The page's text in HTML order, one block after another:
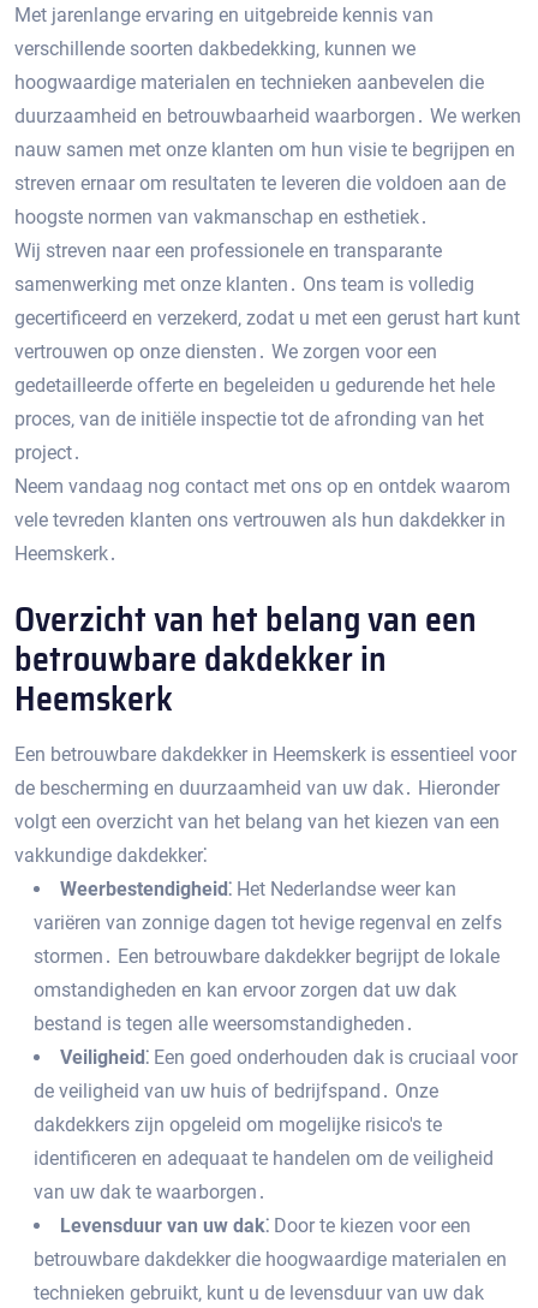
Met jarenlange ervaring en uitgebreide kennis van
verschillende soorten dakbedekking‚ kunnen we
hoogwaardige materialen en technieken aanbevelen die
duurzaamheid en betrouwbaarheid waarborgen․ We werken
nauw samen met onze klanten om hun visie te begrijpen en
streven ernaar om resultaten te leveren die voldoen aan de
hoogste normen van vakmanschap en esthetiek․
Wij streven naar een professionele en transparante
samenwerking met onze klanten․ Ons team is volledig
gecertificeerd en verzekerd‚ zodat u met een gerust hart kunt
vertrouwen op onze diensten․ We zorgen voor een
gedetailleerde offerte en begeleiden u gedurende het hele
proces‚ van de initiële inspectie tot de afronding van het
project․
Neem vandaag nog contact met ons op en ontdek waarom
vele tevreden klanten ons vertrouwen als hun dakdekker in
Heemskerk․
Overzicht van het belang van een
betrouwbare dakdekker in
Heemskerk
Een betrouwbare dakdekker in Heemskerk is essentieel voor
de bescherming en duurzaamheid van uw dak․ Hieronder
volgt een overzicht van het belang van het kiezen van een
vakkundige dakdekker⁚
Weerbestendigheid⁚ Het Nederlandse weer kan
variëren van zonnige dagen tot hevige regenval en zelfs
stormen․ Een betrouwbare dakdekker begrijpt de lokale
omstandigheden en kan ervoor zorgen dat uw dak
bestand is tegen alle weersomstandigheden․
Veiligheid⁚ Een goed onderhouden dak is cruciaal voor
de veiligheid van uw huis of bedrijfspand․ Onze
dakdekkers zijn opgeleid om mogelijke risico's te
identificeren en adequaat te handelen om de veiligheid
van uw dak te waarborgen․
Levensduur van uw dak⁚ Door te kiezen voor een
betrouwbare dakdekker die hoogwaardige materialen en
technieken gebruikt‚ kunt u de levensduur van uw dak